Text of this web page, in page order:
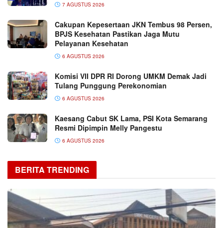
7 AGUSTUS 2026
Cakupan Kepesertaan JKN Tembus 98 Persen,
BPJS Kesehatan Pastikan Jaga Mutu
Pelayanan Kesehatan
6 AGUSTUS 2026
Komisi VII DPR RI Dorong UMKM Demak Jadi
Tulang Punggung Perekonomian
6 AGUSTUS 2026
Kaesang Cabut SK Lama, PSI Kota Semarang
Resmi Dipimpin Melly Pangestu
6 AGUSTUS 2026
BERITA TRENDING